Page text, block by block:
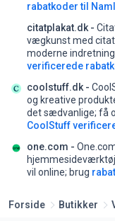
rabatkoder til
citatplakat.dk -
vægkunst med
moderne
verificerede
coolstuff.dk -
og kreative
det sædvanlige; få
CoolStuff
one.com -
vil online; brug
Forside Butikker